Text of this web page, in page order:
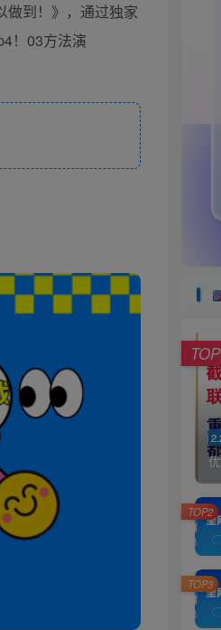
做到！》，通过独家
！03方法演
TOP2
TOP3